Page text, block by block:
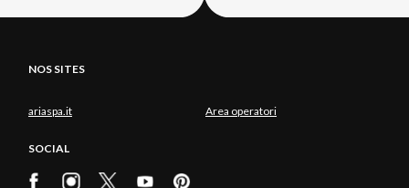
NOS SITES
ariaspa.it Area operatori
SOCIAL